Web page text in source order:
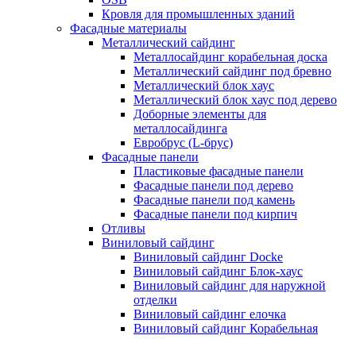
Кровля для промышленных зданий
Фасадные материалы
Металлический сайдинг
Металлосайдинг корабельная доска
Металлический сайдинг под бревно
Металлический блок хаус
Металлический блок хаус под дерево
Доборные элементы для
металлосайдинга
Евробрус (L-брус)
Фасадные панели
Пластиковые фасадные панели
Фасадные панели под дерево
Фасадные панели под камень
Фасадные панели под кирпич
Отливы
Виниловый сайдинг
Виниловый сайдинг Docke
Виниловый сайдинг Блок-хаус
Виниловый сайдинг для наружной
отделки
Виниловый сайдинг елочка
Виниловый сайдинг Корабельная